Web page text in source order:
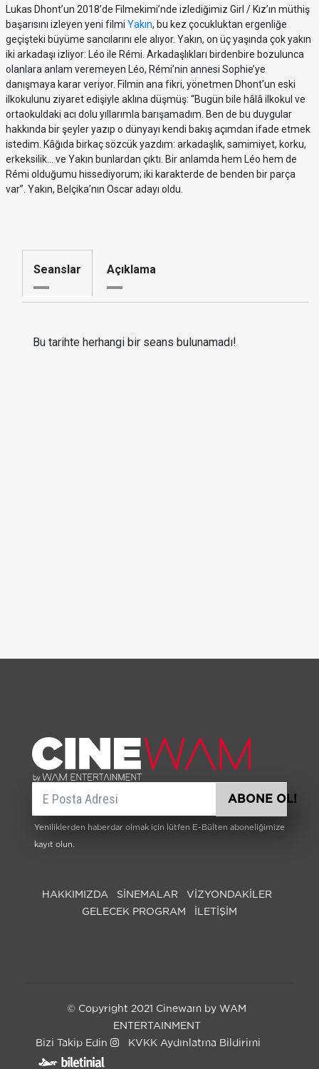
Lukas Dhont’un 2018’de Filmekimi’nde izlediğimiz Girl / Kız’ın müthiş
başarısını izleyen yeni filmi Yakın, bu kez çocukluktan ergenliğe
geçişteki büyüme sancılarını ele alıyor. Yakın, on üç yaşında çok yakın
iki arkadaşı izliyor: Léo ile Rémi. Arkadaşlıkları birdenbire bozulunca
olanlara anlam veremeyen Léo, Rémi’nin annesi Sophie’ye
danışmaya karar veriyor. Filmin ana fikri, yönetmen Dhont’un eski
ilkokulunu ziyaret edişiyle aklına düşmüş: “Bugün bile hâlâ ilkokul ve
ortaokuldaki acı dolu yıllarımla barışamadım. Ben de bu duygular
hakkında bir şeyler yazıp o dünyayı kendi bakış açımdan ifade etmek
istedim. Kâğıda birkaç sözcük yazdım: arkadaşlık, samimiyet, korku,
erkeksilik… ve Yakın bunlardan çıktı. Bir anlamda hem Léo hem de
Rémi olduğumu hissediyorum; iki karakterde de benden bir parça
var”. Yakın, Belçika’nın Oscar adayı oldu.
Seanslar Açıklama
Bu tarihte herhangi bir seans bulunamadı!
ABONE OL!
Yeniliklerden haberdar olmak için lütfen E-Bülten aboneliğimize
kayıt olun.
HAKKIMIZDA SİNEMALAR
VIZYONDAKILER
GELECEK PROGRAM
İLETİŞİM
© Copyright 2021 Cinewam by WAM
ENTERTAINMENT
Bizi Takip Edin
KVKK Aydınlatma Bildirimi